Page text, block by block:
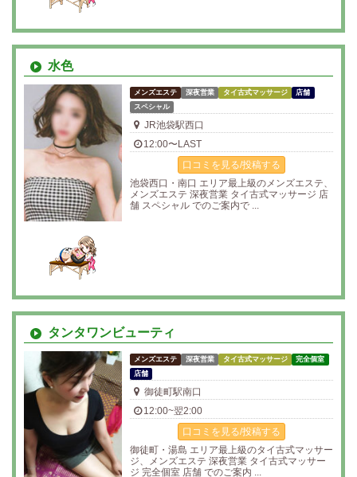
水色
メンズエステ 深夜営業 タイ古式マッサージ
店舗
スペシャル
JR池袋駅西口
12:00〜LAST
口コミを見る/投稿する
池袋西口・南口 エリア最上級のメンズエステ、
メンズエステ 深夜営業 タイ古式マッサージ 店
舗 スペシャル でのご案内で ...
タンタワンビューティ
メンズエステ 深夜営業 タイ古式マッサージ
完全個室
店舗
御徒町駅南口
12:00~翌2:00
口コミを見る/投稿する
御徒町・湯島 エリア最上級のタイ古式マッサー
ジ、メンズエステ 深夜営業 タイ古式マッサー
ジ 完全個室 店舗 でのご案内 ...